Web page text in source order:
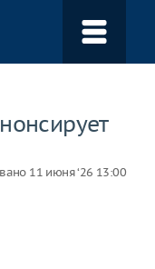
11 июня ‘26 13:00